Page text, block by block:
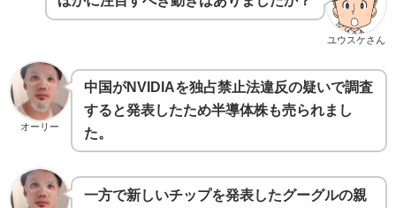
ユウスケさん
オーリー
中国がNVIDIAを独占禁止法違反の疑いで調査
すると発表したため半導体株も売られまし
た。
一方で新しいチップを発表したグーグルの親